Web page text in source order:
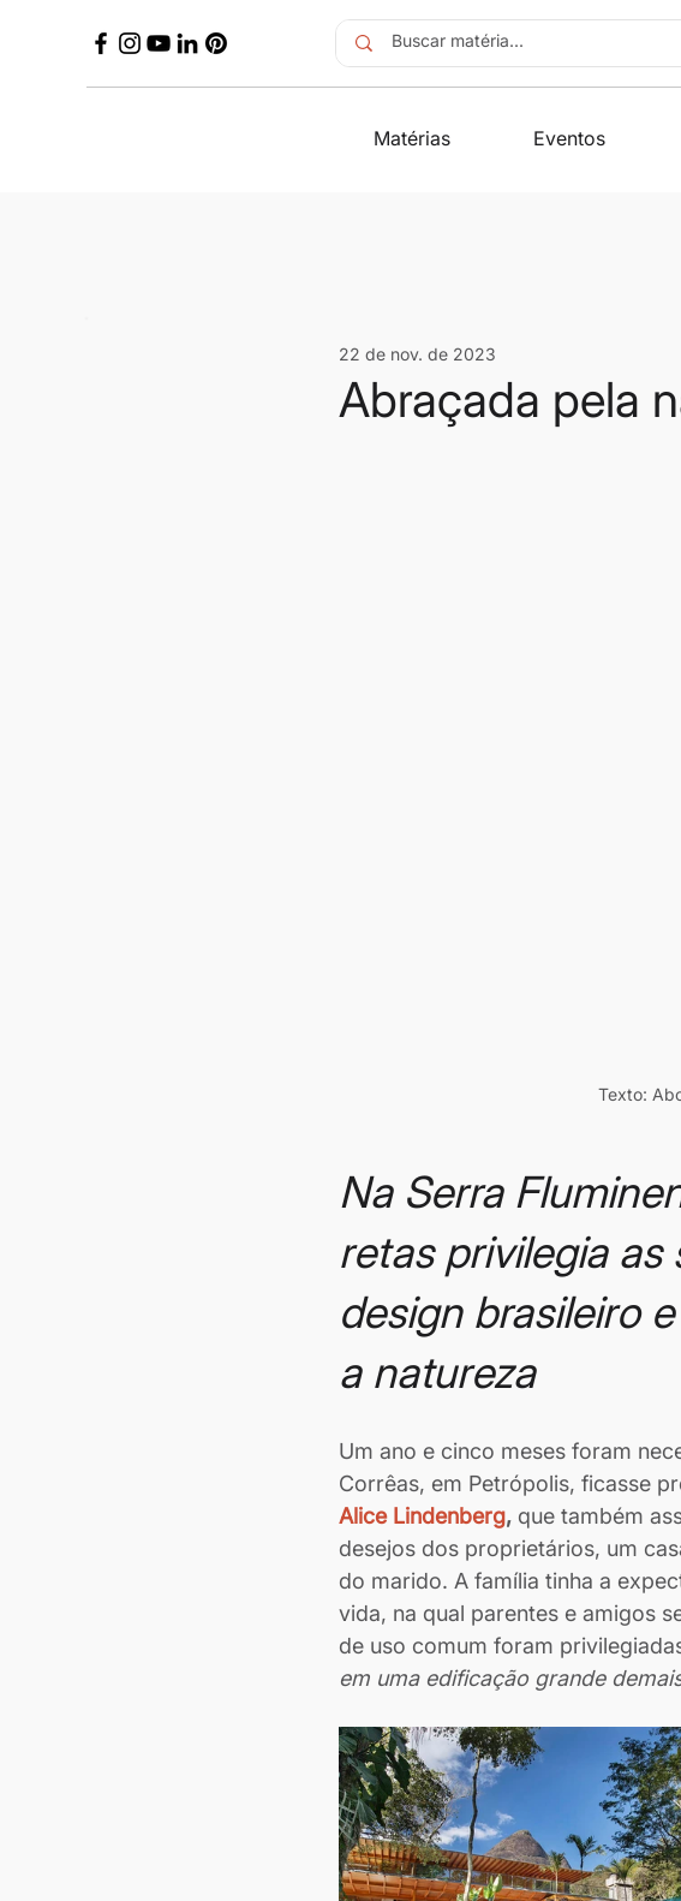
Matérias Eventos
Abraçada pela
22 de nov. de 2023
Texto:
Na Serra
retas privilegia as
design brasileiro
a natureza
Um ano e cinco meses foram
Corrêas, em Petrópolis, ficasse
Alice Lindenberg, que também
desejos dos proprietários, um
do marido. A família tinha a
vida, na qual parentes e amigos
de uso comum foram
em uma edificação grande